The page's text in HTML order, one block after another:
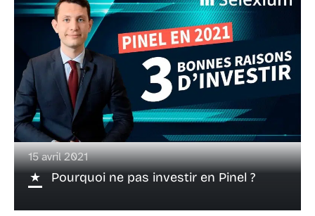
15 avril 2021
Pourquoi ne pas investir en Pinel ?